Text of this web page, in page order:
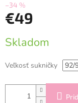
–34 %
€49
cena:
Skladom
Veľkosť sukničky